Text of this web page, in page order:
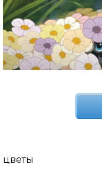
цветы